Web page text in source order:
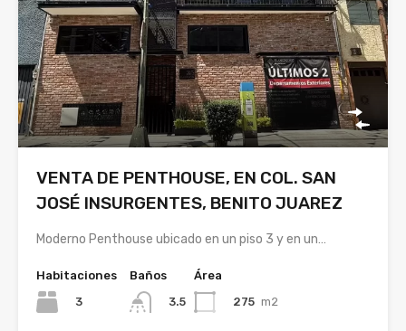
VENTA DE PENTHOUSE, EN COL. SAN
JOSÉ INSURGENTES, BENITO JUAREZ
Moderno Penthouse ubicado en un piso 3 y en un…
Habitaciones
3
Baños
3.5
Área
275 m2